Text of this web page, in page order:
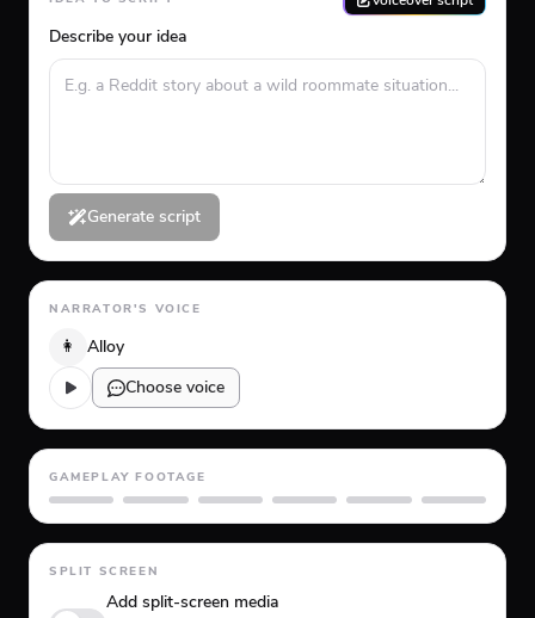
Describe your idea
Generate script
NARRATOR'S VOICE
👩
Alloy
Choose voice
GAMEPLAY FOOTAGE
GTA 5 Minecraft Planet CoasterRoblox Skate Subway Surfer
SPLIT SCREEN
Add split-screen media